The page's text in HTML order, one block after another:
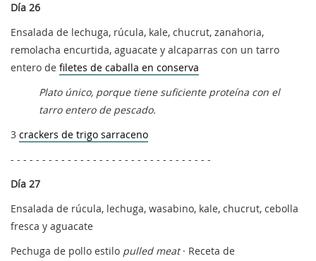
Día 26
Ensalada de lechuga, rúcula, kale, chucrut, zanahoria,
remolacha encurtida, aguacate y alcaparras con un tarro
entero de filetes de caballa en conserva
Plato único, porque tiene suficiente proteína con el
tarro entero de pescado.
3 crackers de trigo sarraceno
- - - - - - - - - - - - - - - - - - - - - - - - - - - - - - - -
Día 27
Ensalada de rúcula, lechuga, wasabino, kale, chucrut, cebolla
fresca y aguacate
Pechuga de pollo estilo pulled meat· Receta de